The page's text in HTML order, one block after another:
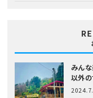
みん
以外